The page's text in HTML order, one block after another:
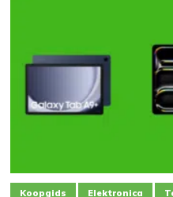
Koopgids Elektronica